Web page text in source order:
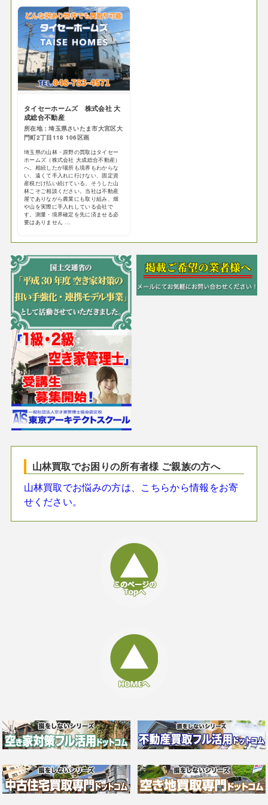
タイセーホームズ 株式会社 大
成総合不動産
所在地：埼玉県さいたま市大宮区大
門町2丁目118 106区画
埼玉県の山林・原野の買取はタイセー
ホームズ（株式会社 大成総合不動産）
へ。相続したが場所も境界もわからな
い、遠くて手入れに行けない、固定資
産税だけ払い続けている。そうした山
林こそご相談ください。当社は不動産
屋でありながら農業にも取り組み、畑
や山を実際に手入れしている会社で
す。測量・境界確定を先に済ませる必
要はありません ...
山林買取でお困りの所有者様 ご親族の方へ
山林買取でお悩みの方は、こちらから情報をお寄
せください。